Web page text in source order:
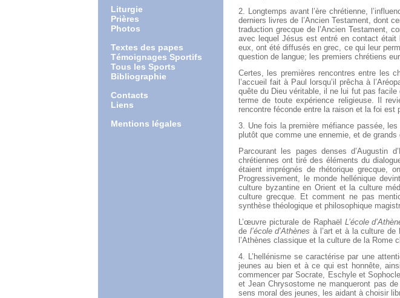
Liturgie
Prières
Photos
Textes des papes
Témoignages Sportifs
Tous les Sports
Bibliographie
Contacts
Liens
Mentions légales
2. Longtemps avant l’ère chrétienne,
derniers livres de l’Ancien Testament, dont
traduction grecque de l’Ancien Testament,
avec lequel Jésus est entré en contact était
eux, ont été diffusés en grec, ce qui leur
question de langue; les premiers chrétiens
Certes, les premières rencontres entre les
l’accueil fait à Paul lorsqu’il prêcha à
quête du Dieu véritable, il ne lui fut pas
terme de toute expérience religieuse. Il
rencontre féconde entre la raison et la foi est
3. Une fois la première méfiance passée,
plutôt que comme une ennemie, et de
Parcourant les pages denses d’Augustin
chrétiennes ont tiré des éléments du
étaient imprégnés de rhétorique grecque,
Progressivement, le monde hellénique
culture byzantine en Orient et la culture
culture grecque. Et comment ne pas
synthèse théologique et philosophique
L’œuvre picturale de Raphaël L’école
de l’école d’Athènes à l’art et à la culture de
l’Athènes classique et la culture de la Rome
4. L’hellénisme se caractérise par une
jeunes au bien et à ce qui est honnête,
commencer par Socrate, Eschyle et
et Jean Chrysostome ne manqueront pas
sens moral des jeunes, les aidant à choisir